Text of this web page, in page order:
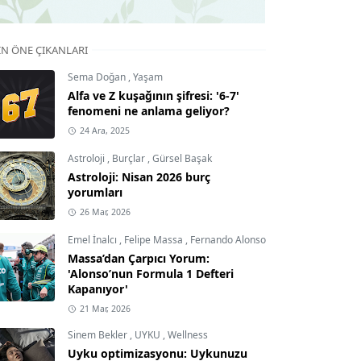
ÖNE ÇIKANLARI
Sema Doğan ,Yaşam
Alfa ve Z kuşağının şifresi: '6-7'
fenomeni ne anlama geliyor?
24 Ara, 2025
Astroloji , Burçlar ,Gürsel Başak
Astroloji: Nisan 2026 burç
yorumları
26 Mar, 2026
Emel İnalcı , Felipe Massa , Fernando Alonso
Massa’dan Çarpıcı Yorum:
'Alonso’nun Formula 1 Defteri
Kapanıyor'
21 Mar, 2026
Sinem Bekler , UYKU ,Wellness
Uyku optimizasyonu: Uykunuzu